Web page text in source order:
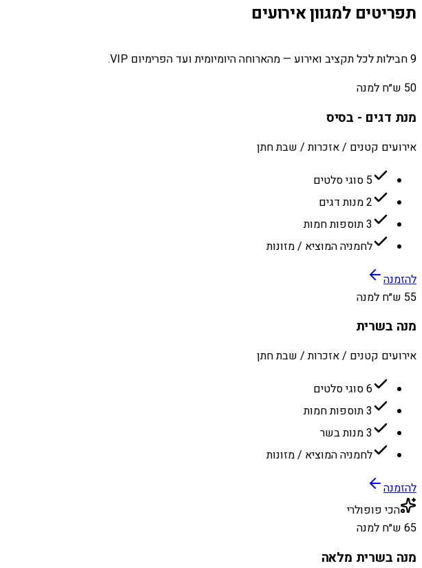
תפריטים למגוון אירועים
9 חבילות לכל תקציב ואירוע — מהארוחה היומיומית ועד הפרימיום VIP.
50 ש״ח למנה
מנת דגים - בסיס
אירועים קטנים / אזכרות / שבת חתן
5 סוגי סלטים
2 מנות דגים
3 תוספות חמות
לחמניה המוציא / מזונות
להזמנה
55 ש״ח למנה
מנה בשרית
אירועים קטנים / אזכרות / שבת חתן
6 סוגי סלטים
3 תוספות חמות
3 מנות בשר
לחמניה המוציא / מזונות
להזמנה
הכי פופולרי
65 ש״ח למנה
מנה בשרית מלאה